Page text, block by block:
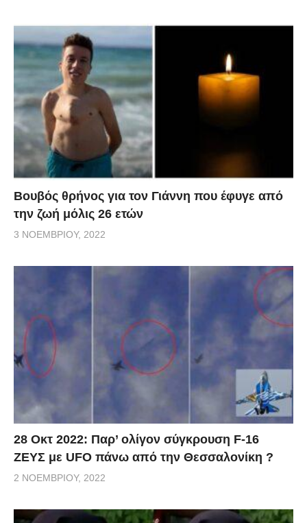
Βουβός θρήνος για τον Γιάννη που έφυγε από
την ζωή μόλις 26 ετών
3 ΝΟΕΜΒΡΊΟΥ, 2022
28 Οκτ 2022: Παρ’ ολίγον σύγκρουση F-16
ΖΕΥΣ με UFO πάνω από την Θεσσαλονίκη ?
2 ΝΟΕΜΒΡΊΟΥ, 2022